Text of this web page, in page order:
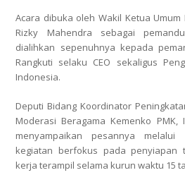
Acara dibuka oleh Wakil Ketua Umum
Rizky Mahendra sebagai
dialihkan sepenuhnya kepada
Rangkuti selaku CEO sekaligus
Indonesia.
Deputi Bidang Koordinator
Moderasi Beragama Kemenko PMK,
menyampaikan pesannya
kegiatan berfokus pada penyiapan
kerja terampil selama kurun waktu 15